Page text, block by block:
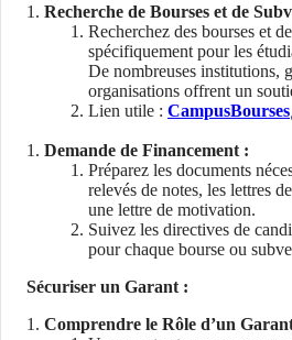
Recherche de Bourses et de
Recherchez des bourses et
spécifiquement pour les
De nombreuses institutions,
organisations offrent un
Lien utile : CampusBourses
Demande de Financement :
Préparez les documents
relevés de notes, les lettres
une lettre de motivation.
Suivez les directives de
pour chaque bourse ou
Sécuriser un Garant :
Comprendre le Rôle d’un